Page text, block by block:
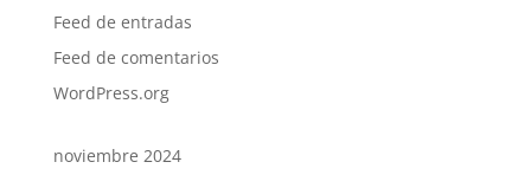
Feed de entradas
Feed de comentarios
WordPress.org
noviembre 2024